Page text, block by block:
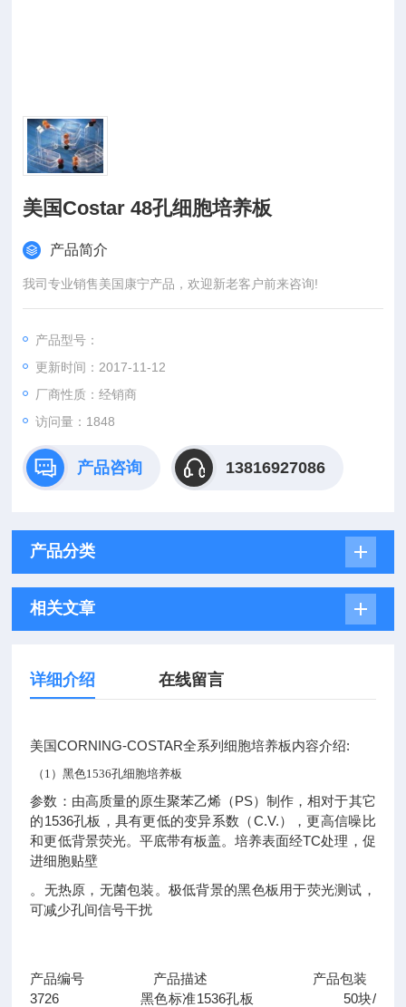
美国Costar 48孔细胞培养板
产品简介
我司专业销售美国康宁产品，欢迎新老客户前来咨询!
产品型号：
更新时间：2017-11-12
厂商性质：经销商
访问量：1848
产品咨询 13816927086
产品分类
相关文章
详细介绍 在线留言
美国CORNING-COSTAR全系列细胞培养板内容介绍:
（1）黑色1536孔细胞培养板
参数：由高质量的原生聚苯乙烯（PS）制作，相对于其它
的1536孔板，具有更低的变异系数（C.V.），更高信噪比
和更低背景荧光。平底带有板盖。培养表面经TC处理，促
进细胞贴壁
。无热原，无菌包装。极低背景的黑色板用于荧光测试，
可减少孔间信号干扰
产品编号 产品描述 产品包装
3726 黑色标准1536孔板 50块/